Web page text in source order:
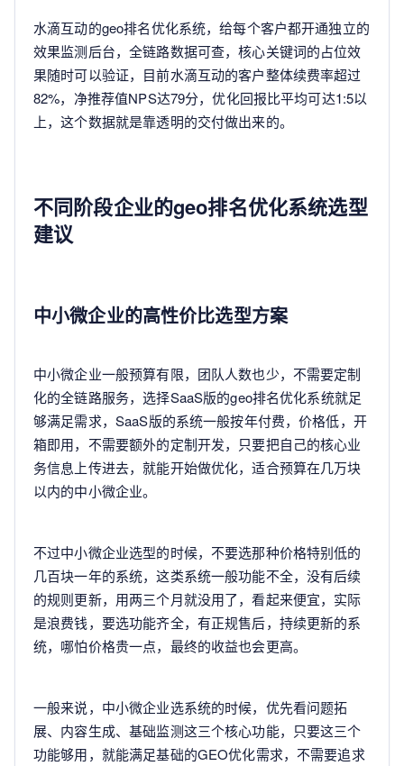
水滴互动的geo排名优化系统，给每个客户都开通独立的
效果监测后台，全链路数据可查，核心关键词的占位效
果随时可以验证，目前水滴互动的客户整体续费率超过
82%，净推荐值NPS达79分，优化回报比平均可达1:5以
上，这个数据就是靠透明的交付做出来的。
不同阶段企业的geo排名优化系统选型
建议
中小微企业的高性价比选型方案
中小微企业一般预算有限，团队人数也少，不需要定制
化的全链路服务，选择SaaS版的geo排名优化系统就足
够满足需求，SaaS版的系统一般按年付费，价格低，开
箱即用，不需要额外的定制开发，只要把自己的核心业
务信息上传进去，就能开始做优化，适合预算在几万块
以内的中小微企业。
不过中小微企业选型的时候，不要选那种价格特别低的
几百块一年的系统，这类系统一般功能不全，没有后续
的规则更新，用两三个月就没用了，看起来便宜，实际
是浪费钱，要选功能齐全，有正规售后，持续更新的系
统，哪怕价格贵一点，最终的收益也会更高。
一般来说，中小微企业选系统的时候，优先看问题拓
展、内容生成、基础监测这三个核心功能，只要这三个
功能够用，就能满足基础的GEO优化需求，不需要追求